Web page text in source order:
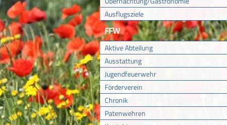
Ausflugsziele
FFW
Aktive Abteilung
Ausstattung
Jugendfeuerwehr
Förderverein
Chronik
Patenwehren